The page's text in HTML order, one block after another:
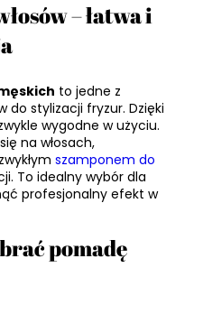
– łatwa i
to jedne z
do stylizacji fryzur. Dzięki
wygodne w użyciu.
na włosach,
szamponem do
To idealny wybór dla
profesjonalny efekt w
pomadę